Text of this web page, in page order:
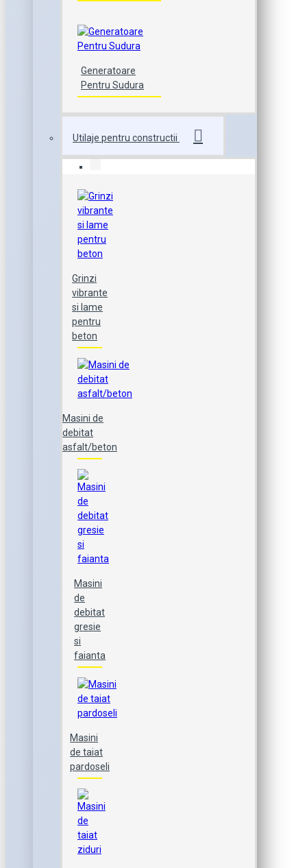
Generatoare
Pentru Sudura
Utilaje pentru constructii
Grinzi
vibrante
si lame
pentru
beton
Masini de
debitat
asfalt/beton
Masini
de
debitat
gresie
si
faianta
Masini
de taiat
pardoseli